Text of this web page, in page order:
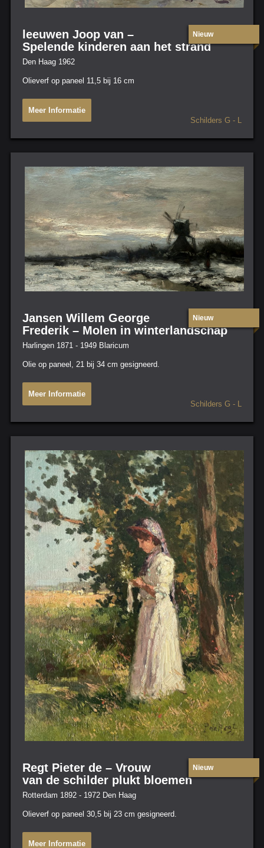
Nieuw
leeuwen Joop van –
Spelende kinderen aan het strand
Den Haag 1962
Olieverf op paneel 11,5 bij 16 cm
Meer Informatie
Schilders G - L
Nieuw
Jansen Willem George
Frederik – Molen in winterlandschap
Harlingen 1871 - 1949 Blaricum
Olie op paneel, 21 bij 34 cm gesigneerd.
Meer Informatie
Schilders G - L
Nieuw
Regt Pieter de – Vrouw
van de schilder plukt bloemen
Rotterdam 1892 - 1972 Den Haag
Olieverf op paneel 30,5 bij 23 cm gesigneerd.
Meer Informatie